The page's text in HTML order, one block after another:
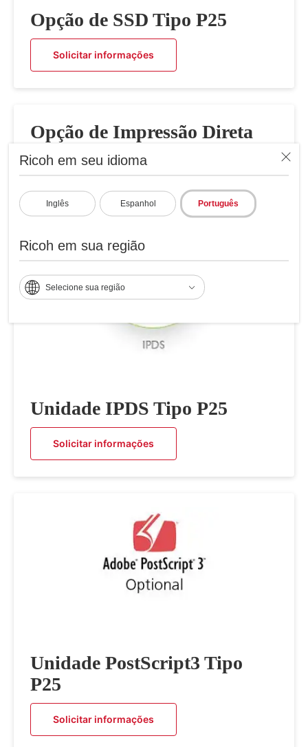
Ricoh em seu idioma
Inglês Espanhol Português
Ricoh em sua região
Selecione sua região
Opção de SSD Tipo P25
Solicitar informações
Opção de Impressão Direta
XPS Tipo P25
Solicitar informações
Unidade IPDS Tipo P25
Solicitar informações
Unidade PostScript3 Tipo
P25
Solicitar informações